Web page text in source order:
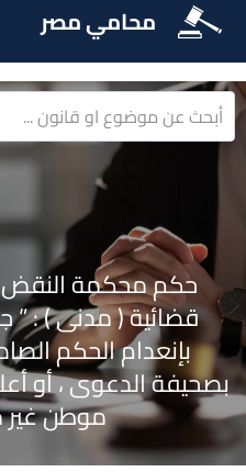
محامي مصر
قضائية ( مدنى ) : ”
بإنعدام الحكم
بصحيفة الدعوى ، أو
موطن غير